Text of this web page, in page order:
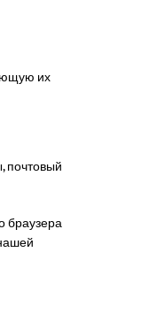
их
почтовый
браузера